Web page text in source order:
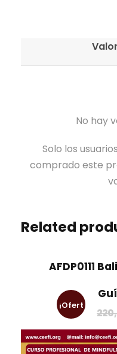
No hay
Solo los
comprado este
Related
AFDP0111
¡Ofert
a!